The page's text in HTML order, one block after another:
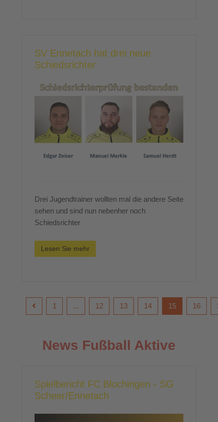
SV Ennetach hat drei neue
Schiedsrichter
Drei Jugendtrainer wollten mal die andere Seite
sehen und sind nun nebenher noch
Schiedsrichter
Lesen Sie mehr
1 ... 12 13 14 15 16
News Fußball Aktive
Spielbericht FC Blochingen - SG
Scheer/Ennetach